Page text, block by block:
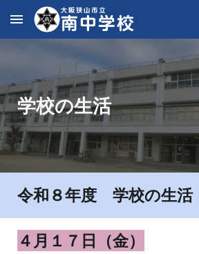
Skip to main content
学校の生活
令和８年度 学校の生活
４ 月 １７ 日（金）